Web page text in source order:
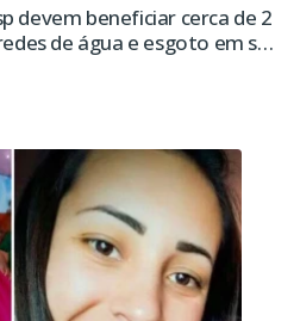
devem beneficiar cerca de 2
de água e esgoto em seis